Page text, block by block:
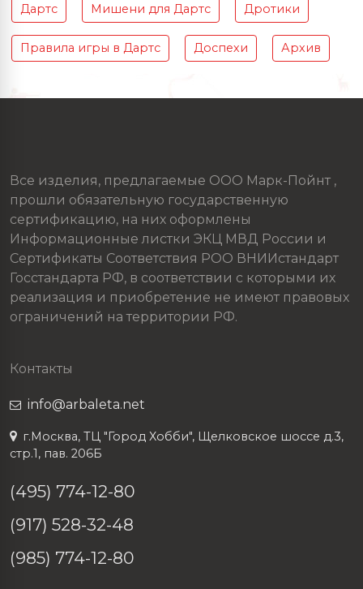
Дартс Мишени для Дартс Дротики
Правила игры в Дартс Доспехи Архив
Все изделия, предлагаемые ООО Марк-Пойнт ,
прошли обязательную государственную
сертификацию, на них оформлены
Информационные листки ЭКЦ МВД России и
Сертификаты Соответствия РОО ВНИИстандарт
Госстандарта РФ, в соответствии с которыми их
реализация и приобретение не имеют правовых
ограничений на территории РФ.
Контакты
info@arbaleta.net
г.Москва, ТЦ "Город Хобби", Щелковское шоссе д.3,
стр.1, пав. 206Б
(495) 774-12-80
(917) 528-32-48
(985) 774-12-80